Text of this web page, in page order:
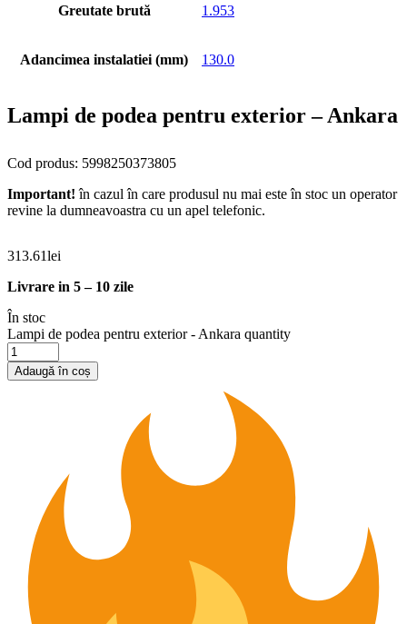
Greutate brută 1.953
Adancimea instalatiei (mm) 130.0
Lampi de podea pentru exterior – Ankara
Cod produs: 5998250373805
Important! în cazul în care produsul nu mai este în stoc un operator
revine la dumneavoastra cu un apel telefonic.
313.61lei
Livrare in 5 – 10 zile
În stoc
Lampi de podea pentru exterior - Ankara quantity
Adaugă în coș